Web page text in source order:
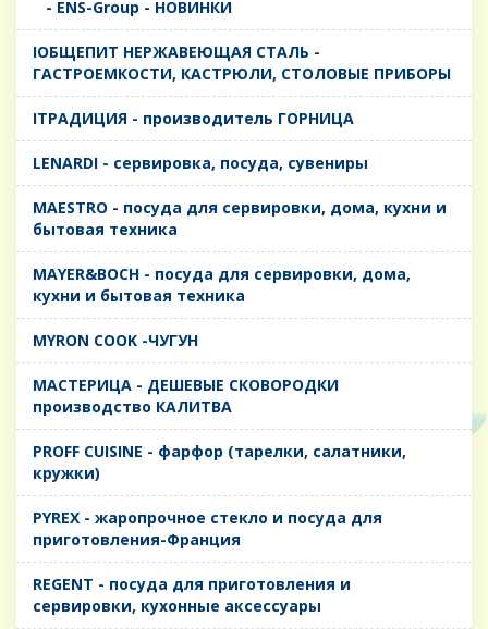
- ENS-Group - НОВИНКИ
IОБЩЕПИТ НЕРЖАВЕЮЩАЯ СТАЛЬ -
ГАСТРОЕМКОСТИ, КАСТРЮЛИ, СТОЛОВЫЕ ПРИБОРЫ
IТРАДИЦИЯ - производитель ГОРНИЦА
LENARDI - сервировка, посуда, сувениры
MAESTRO - посуда для сервировки, дома, кухни и
бытовая техника
MAYER&BOCH - посуда для сервировки, дома,
кухни и бытовая техника
MYRON COOK -ЧУГУН
MАСТЕРИЦА - ДЕШЕВЫЕ СКОВОРОДКИ
производство КАЛИТВА
PROFF CUISINE - фарфор (тарелки, салатники,
кружки)
PYREX - жаропрочное стекло и посуда для
приготовления-Франция
REGENT - посуда для приготовления и
сервировки, кухонные аксессуары